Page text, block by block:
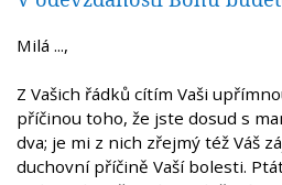
Milá ...,
Z Vašich řádků cítím Vaši
příčinou toho, že jste dosud s
dva; je mi z nich zřejmý též Váš
duchovní příčině Vaší bolesti.